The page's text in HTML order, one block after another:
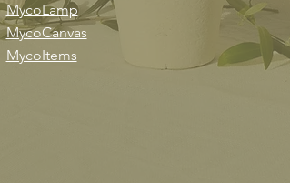
MycoLamp
MycoCanvas
MycoItems